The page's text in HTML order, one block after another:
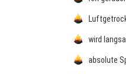
wird
absolute